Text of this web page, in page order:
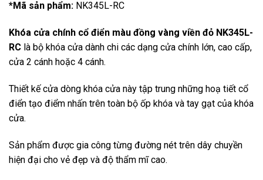
*Mã sản phẩm: NK345L-RC
Khóa cửa chính cổ điển màu đồng vàng viền đỏ NK345L-
RC là bộ khóa cửa dành chi các dạng cửa chính lớn, cao cấp,
cửa 2 cánh hoặc 4 cánh.
Thiết kế cửa dòng khóa cửa này tập trung những hoạ tiết cổ
điển tạo điểm nhấn trên toàn bộ ốp khóa và tay gạt của khóa
cửa.
Sản phẩm được gia công từng đường nét trên dây chuyền
hiện đại cho vẻ đẹp và độ thẩm mĩ cao.